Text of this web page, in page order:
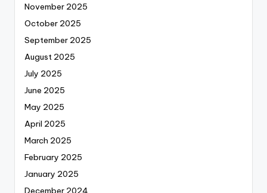
November 2025
October 2025
September 2025
August 2025
July 2025
June 2025
May 2025
April 2025
March 2025
February 2025
January 2025
December 2024